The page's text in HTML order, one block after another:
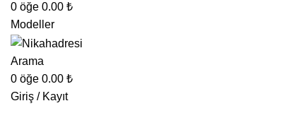
0 öğe 0.00 ₺
Modeller
Arama
0 öğe 0.00 ₺
Giriş / Kayıt